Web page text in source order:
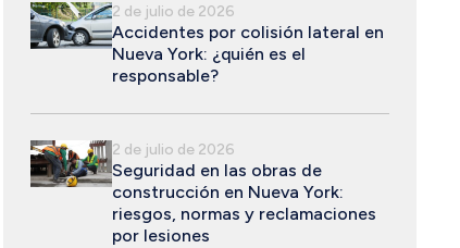
2 de julio de 2026
Accidentes por colisión lateral en
Nueva York: ¿quién es el
responsable?
2 de julio de 2026
Seguridad en las obras de
construcción en Nueva York:
riesgos, normas y reclamaciones
por lesiones